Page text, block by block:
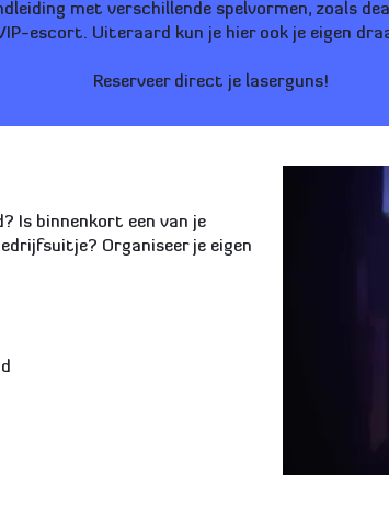
met verschillende spelvormen, zoals
escort. Uiteraard kun je hier ook je eigen
Reserveer direct je laserguns!
Is binnenkort een van je
Organiseer je eigen